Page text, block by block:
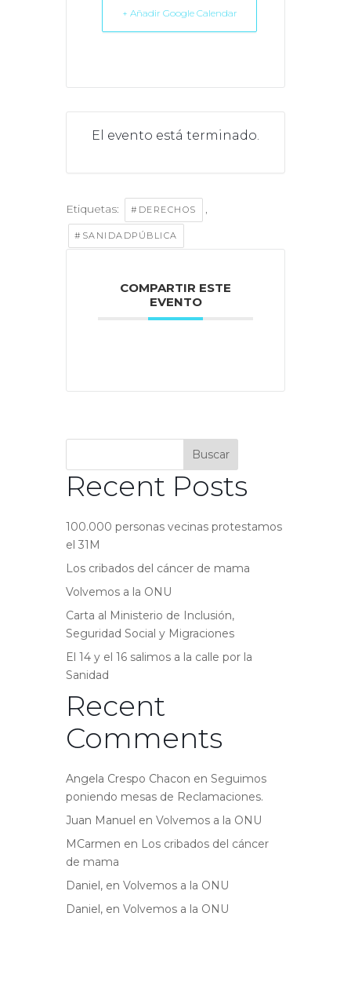
+ Añadir Google Calendar
El evento está terminado.
Etiquetas: #DERECHOS ,
#SANIDADPÚBLICA
COMPARTIR ESTE
EVENTO
Buscar
Recent Posts
100.000 personas vecinas protestamos
el 31M
Los cribados del cáncer de mama
Volvemos a la ONU
Carta al Ministerio de Inclusión,
Seguridad Social y Migraciones
El 14 y el 16 salimos a la calle por la
Sanidad
Recent
Comments
Angela Crespo Chacon en Seguimos
poniendo mesas de Reclamaciones.
Juan Manuel en Volvemos a la ONU
MCarmen en Los cribados del cáncer
de mama
Daniel, en Volvemos a la ONU
Daniel, en Volvemos a la ONU